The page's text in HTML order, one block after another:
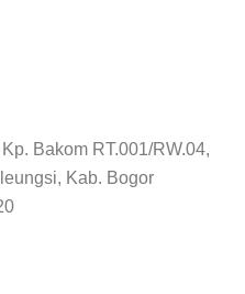
Bakom RT.001/RW.04,
Kab. Bogor